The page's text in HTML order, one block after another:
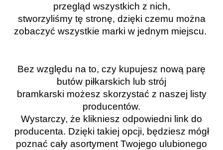
przegląd wszystkich z nich,
stworzyliśmy tę stronę, dzięki czemu można
zobaczyć wszystkie marki w jednym miejscu.
Bez względu na to, czy kupujesz nową parę
butów piłkarskich lub strój
bramkarski możesz skorzystać z naszej listy
producentów.
Wystarczy, że klikniesz odpowiedni link do
producenta. Dzięki takiej opcji, będziesz mógł
poznać cały asortyment Twojego ulubionego